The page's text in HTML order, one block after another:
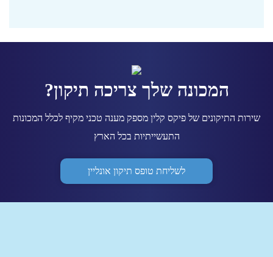
המכונה שלך צריכה תיקון?
שירות התיקונים של פיקס קלין מספק מענה טכני מקיף לכלל המכונות
התעשייתיות בכל הארץ
לשליחת טופס תיקון אונליין